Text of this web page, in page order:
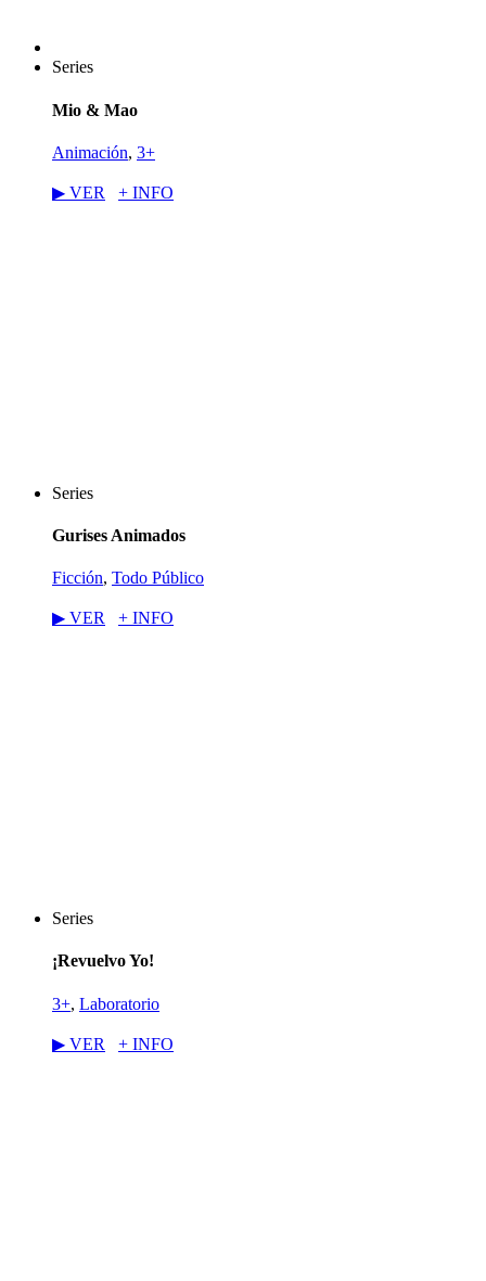
Series
Mio & Mao
Animación, 3+
▶︎ VER + INFO
Series
Gurises Animados
Ficción, Todo Público
▶︎ VER + INFO
Series
¡Revuelvo Yo!
3+, Laboratorio
▶︎ VER + INFO